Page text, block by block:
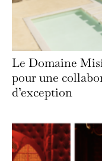
Le Domaine
pour une
d’exception